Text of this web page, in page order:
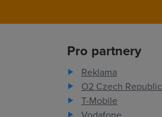
Pro partnery
Reklama
O2 Czech Republic
T-Mobile